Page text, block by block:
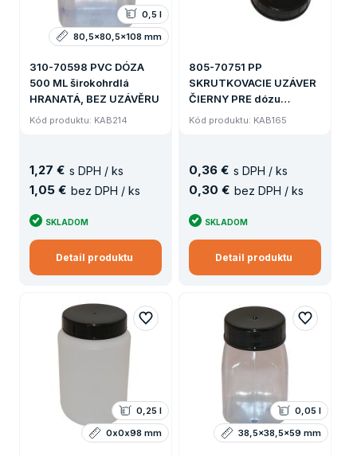
310-70598 PVC DÓZA
500 ML širokohrdlá
HRANATÁ, BEZ UZÁVĚRU
Kód produktu: KAB214
0,5 l
80,5x80,5x108 mm
1,27 € s DPH / ks
1,05 € bez DPH / ks
SKLADOM
Detail produktu
805-70751 PP
SKRUTKOVACIE UZÁVER
ČIERNY PRE dózu
širokohrdlá 100 ML
Kód produktu: KAB165
0,36 € s DPH / ks
0,30 € bez DPH / ks
SKLADOM
Detail produktu
0,25 l
0x0x98 mm
0,05 l
38,5x38,5x59 mm